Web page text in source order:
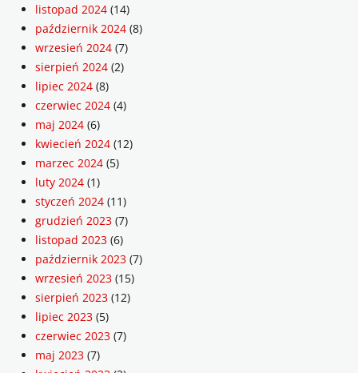
listopad 2024 (14)
październik 2024 (8)
wrzesień 2024 (7)
sierpień 2024 (2)
lipiec 2024 (8)
czerwiec 2024 (4)
maj 2024 (6)
kwiecień 2024 (12)
marzec 2024 (5)
luty 2024 (1)
styczeń 2024 (11)
grudzień 2023 (7)
listopad 2023 (6)
październik 2023 (7)
wrzesień 2023 (15)
sierpień 2023 (12)
lipiec 2023 (5)
czerwiec 2023 (7)
maj 2023 (7)